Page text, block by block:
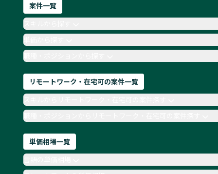
案件一覧
単価から探す
職種・ポジションから探す
リモートワーク・在宅可の案件一覧
職種・ポジションからリモートワーク・在宅可の案件探す
単価相場一覧